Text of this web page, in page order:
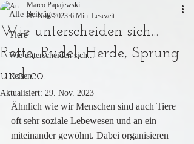
Alle Beiträge
Tiere
Wie unterscheiden sich...
Reisen
Wie unterscheiden sich...
Rotte, Rudel, Herde, Sprung
und co.
Marco Papajewski
28. Nov. 2023 6 Min. Lesezeit
Aktualisiert: 29. Nov. 2023
Ähnlich wie wir Menschen sind auch Tiere
oft sehr soziale Lebewesen und an ein
miteinander gewöhnt. Dabei organisieren